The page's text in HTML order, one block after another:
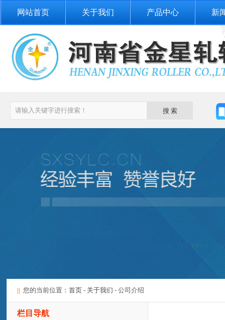
网站首页 关于我们 产品中心 新
|| 您的当前位置： 首页- 关于我们 - 公司介绍
栏目导航